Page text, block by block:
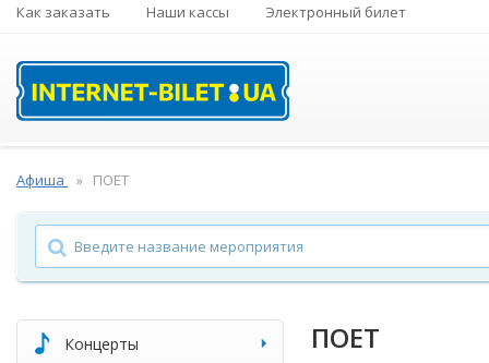
Как заказать Наши кассы Электронный билет
Афиша ПОЕТ
Концерты ПОЕТ